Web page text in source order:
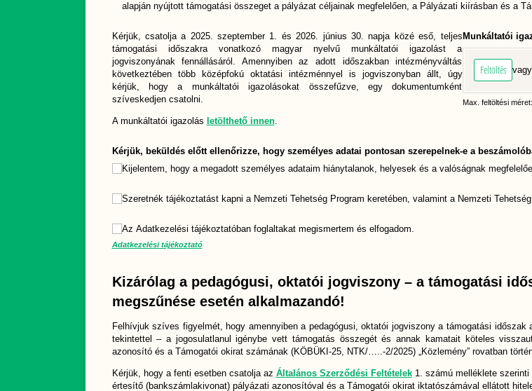
alapján nyújtott támogatási összeget a pályázat céljainak megfelelően, a Pályázati kiírásban és a
Kérjük, csatolja a 2025.szeptember 1. és2026. június 30. napja közé eső, teljes
támogatási időszakra vonatkozó magyar nyelvű munkáltatói igazolást a
jogviszonyának fennállásáról. Amennyiben az adott időszakban intézményváltás
következtében több középfokú oktatási intézménnyel is jogviszonyban állt, úgy
kérjük, hogy a munkáltatói igazolásokat összefűzve, egy dokumentumként
szíveskedjen csatolni.
A munkáltatói igazolás letölthető innen.
Munkáltatói
Feltöltés
Max. feltöltési
Kérjük, beküldés előtt ellenőrizze, hogy személyes adatai pontosan szerepelnek-e a
Kijelentem, hogy a megadott személyes adataim hiánytalanok, helyesek és a valóságnak
Hírlevél feliratkozás
Szeretnék tájékoztatást kapni a Nemzeti Tehetség Program keretében, valamint a Nemzeti
Az Adatkezelési tájékoztató elfogadása*
(megadása kötelező)
Az Adatkezelési tájékoztatóban foglaltakat megismertem és elfogadom.
Adatkezelési tájékoztató
Kizárólag a pedagógusi, oktatói jogviszony – a támogatási
megszűnése esetén alkalmazandó!
Felhívjuk szíves figyelmét, hogy amennyiben a pedagógusi, oktatói jogviszony a támogatási
tekintettel – a jogosulatlanul igénybe vett támogatás összegét és annak kamatait köteles
azonosító és a Támogatói okirat számának (KÖBÜKI-25, NTK/…..-2/2025) „Közlemény” rovatban
Kérjük, hogy a fenti esetben csatolja az Általános Szerződési Feltételek1. számú melléklete szerinti
értesítő (bankszámlakivonat) pályázati azonosítóval és a Támogatói okirat iktatószámával ellátott